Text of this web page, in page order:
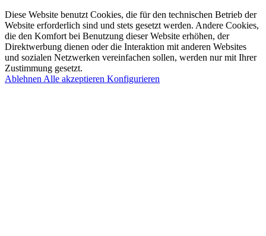
Diese Website benutzt Cookies, die für den technischen Betrieb der
Website erforderlich sind und stets gesetzt werden. Andere Cookies,
die den Komfort bei Benutzung dieser Website erhöhen, der
Direktwerbung dienen oder die Interaktion mit anderen Websites
und sozialen Netzwerken vereinfachen sollen, werden nur mit Ihrer
Zustimmung gesetzt.
Ablehnen Alle akzeptieren Konfigurieren